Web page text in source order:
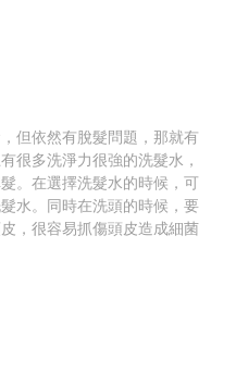
但依然有脫髮問題，那就有
很多洗淨力很強的洗髮水，
。 在選擇洗髮水的時候，可
水。同時在洗頭的時候，要
，很容易抓傷頭皮造成細菌